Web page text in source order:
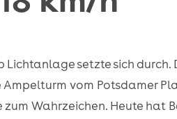
Lichtanlage setzte sich durch.
vom Potsdamer
zum Wahrzeichen. Heute hat